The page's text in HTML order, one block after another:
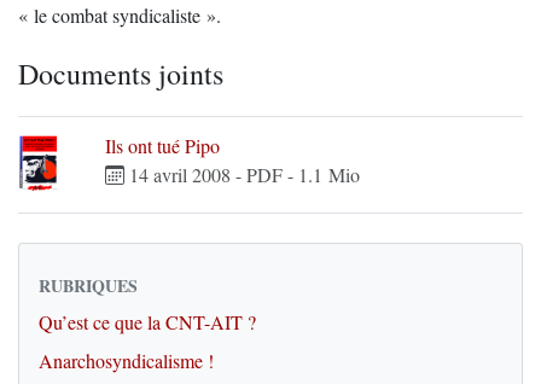
« le combat syndicaliste ».
Documents joints
Ils ont tué Pipo
14 avril 2008 -PDF- 1.1 Mio
RUBRIQUES
Qu’est ce que la CNT-AIT ?
Anarchosyndicalisme !